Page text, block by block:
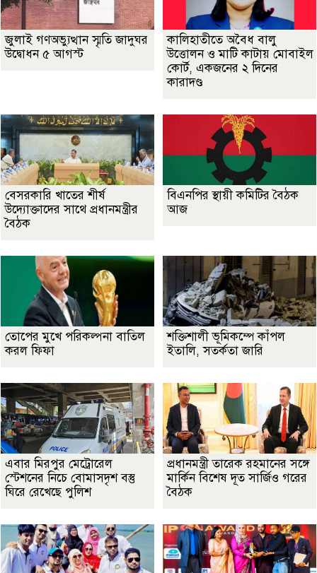
জুলাই গণঅভ্যুত্থান স্মৃতি জাদুঘর
উদ্বোধন ৫ আগস্ট
কালিহাতীতে অবৈধ বালু
উত্তোলন ও মাটি কাটায় মোবাইল
কোর্ট, একজনের ২ দিনের
কারাদণ্ড
বেসরকারি খাতের শীর্ষ
উদ্যোক্তাদের সাথে প্রধানমন্ত্রীর
বৈঠক
বিএনপির স্থায়ী কমিটির বৈঠক
আজ
তোপের মুখে পরিকল্পনা বাতিল
করল ফিফা
শক্তিশালী ভূমিকম্পে কাঁপল
ইতালি, সতর্কতা জারি
এবার মিরপুর মেট্রোরেল
স্টেশনের নিচে বোমাসদৃশ বস্তু
ঘিরে রেখেছে পুলিশ
প্রধানমন্ত্রী তারেক রহমানের সঙ্গে
মার্কিন বিশেষ দূত সার্জিও গরের
বৈঠক